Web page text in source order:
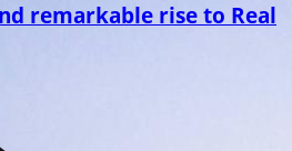
remarkable rise to Real